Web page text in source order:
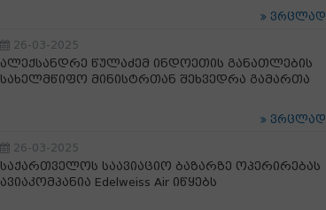
ვრცლად
26-03-2025
ალექსანდრე წულაძემ ინდოეთის განათლების
სახელმწიფო მინისტრთან შეხვედრა გამართა
ვრცლად
26-03-2025
საქართველოს საავიაციო ბაზარზე ოპერირებას
ავიაკომპანია Edelweiss Air იწყებს